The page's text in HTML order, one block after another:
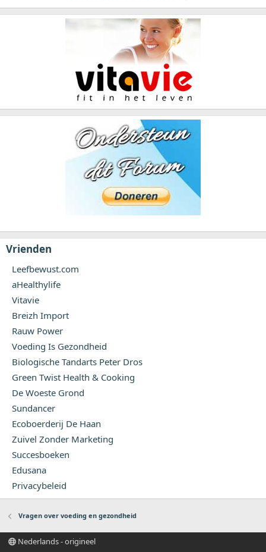
Vrienden
Leefbewust.com
aHealthylife
Vitavie
Breizh Import
Rauw Power
Voeding Is Gezondheid
Biologische Tandarts Peter Dros
Green Twist Health & Cooking
De Woeste Grond
Sundancer
Ecoboerderij De Haan
Zuivel Zonder Marketing
Succesboeken
Edusana
Privacybeleid
Vragen over voeding en gezondheid
Nederlands - origineel